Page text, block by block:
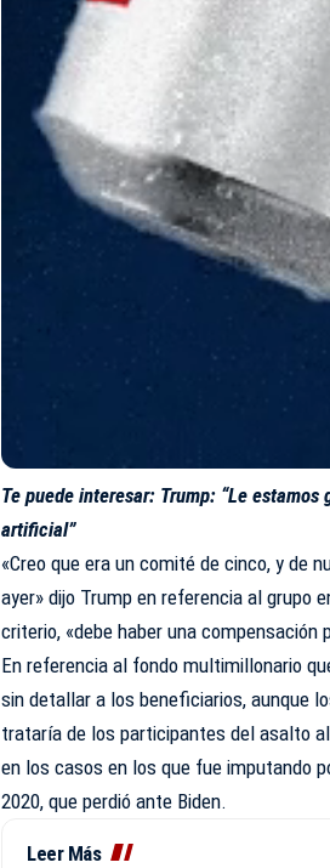
Te puede interesar: Trump: “Le
artificial”
«Creo que era un comité de cinco, y de
ayer» dijo Trump en referencia al grupo
criterio, «debe haber una
En referencia al fondo multimillonario
sin detallar a los beneficiarios, aunque
trataría de los participantes del asalto
en los casos en los que fue imputando
2020, que perdió ante Biden.
Leer Más